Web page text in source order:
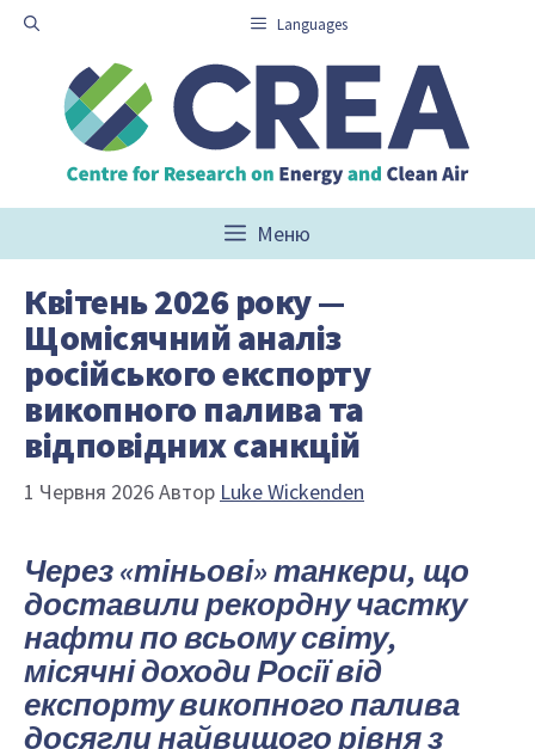
Перейти
Languages
Меню
Квітень 2026 року —
Щомісячний аналіз
російського експорту
викопного палива та
відповідних санкцій
1 Червня 2026Автор Luke Wickenden
Через «тіньові» танкери, що
доставили рекордну частку
нафти по всьому світу,
місячні доходи Росії від
експорту викопного палива
досягли найвищого рівня з